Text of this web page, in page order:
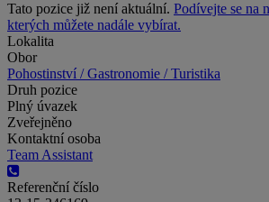
Tato pozice již není aktuální. Podívejte se na
kterých můžete nadále vybírat.
Lokalita
Obor
Pohostinství / Gastronomie / Turistika
Druh pozice
Plný úvazek
Zveřejněno
Kontaktní osoba
Team Assistant
Referenční číslo